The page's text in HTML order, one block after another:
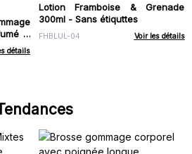
-
détails
Lotion Framboise & Grenade
300ml - Sans étiquttes
FHBLUL-04 Voir les détails